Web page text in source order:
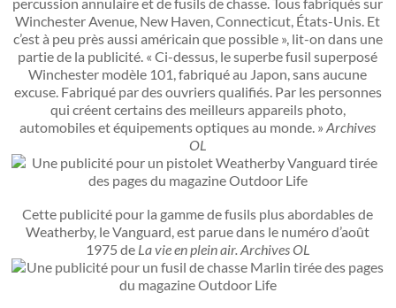
Winchester Avenue, New Haven, Connecticut, États-Unis. Et
c’est à peu près aussi américain que possible », lit-on dans une
partie de la publicité. « Ci-dessus, le superbe fusil superposé
Winchester modèle 101, fabriqué au Japon, sans aucune
excuse. Fabriqué par des ouvriers qualifiés. Par les personnes
qui créent certains des meilleurs appareils photo,
automobiles et équipements optiques au monde. »Archives
OL
Cette publicité pour la gamme de fusils plus abordables de
Weatherby, le Vanguard, est parue dans le numéro d’août
1975 de La vie en plein air. Archives OL